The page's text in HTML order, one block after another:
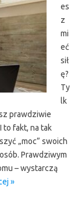
es
z
mi
eć
sił
ę?
Ty
lk
prawdziwie
to fakt, na tak
„moc” swoich
Prawdziwym
– wystarczą
»